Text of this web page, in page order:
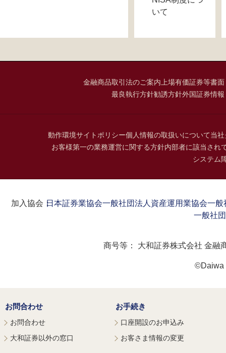
いて
金融商品取引法のご案内 上場有価証券等書
最良執行方針勧誘方針外国証券情
動作環境サイトポリシー個人情報の取扱いについて当
お客様第一の業務運営に関する方針内部者に該当され
システム
加入協会：日本証券業協会一般社団法人資産運用業協会一般
一般社
商号等： 大和証券株式会社 金融
©Daiwa
お問合わせ
お問合わせ
大和証券以外の窓口
お手続き
口座開設のお申込み
お客さま情報の変更